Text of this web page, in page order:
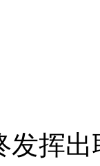
发挥